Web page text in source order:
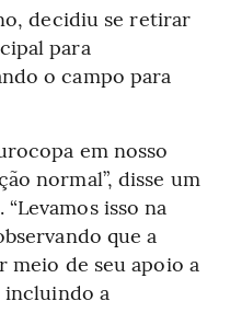
decidiu se retirar
para
o campo para
em nosso
normal”, disse um
isso na
que a
meio de seu apoio a
incluindo a